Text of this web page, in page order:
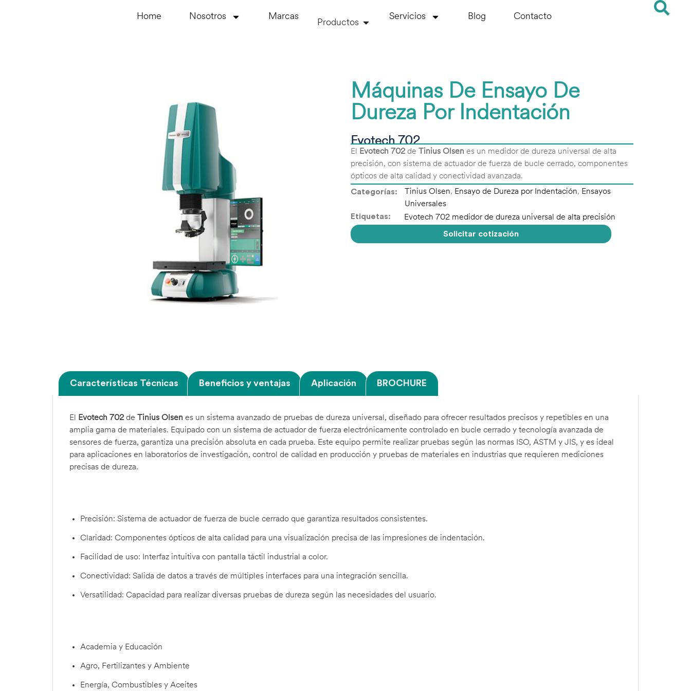
Home Nosotros Marcas
Productos
Servicios Blog Contacto
Máquinas De Ensayo De
Dureza Por Indentación
Evotech 702
El Evotech 702 de Tinius Olsen es un medidor de dureza universal de alta
precisión, con sistema de actuador de fuerza de bucle cerrado, componentes
ópticos de alta calidad y conectividad avanzada.
Categorías:
Tinius Olsen, Ensayo de Dureza por Indentación, Ensayos
Universales
Etiquetas:
Evotech 702 medidor de dureza universal de alta precisión
Solicitar cotización
Características Técnicas Beneficios y ventajas Aplicación BROCHURE
El Evotech 702 de Tinius Olsen es un sistema avanzado de pruebas de dureza universal, diseñado para ofrecer resultados precisos y repetibles en una
amplia gama de materiales. Equipado con un sistema de actuador de fuerza electrónicamente controlado en bucle cerrado y tecnología avanzada de
sensores de fuerza, garantiza una precisión absoluta en cada prueba. Este equipo permite realizar pruebas según las normas ISO, ASTM y JIS, y es ideal
para aplicaciones en laboratorios de investigación, control de calidad en producción y pruebas de materiales en industrias que requieren mediciones
precisas de dureza.
Precisión: Sistema de actuador de fuerza de bucle cerrado que garantiza resultados consistentes.
Claridad: Componentes ópticos de alta calidad para una visualización precisa de las impresiones de indentación.
Facilidad de uso: Interfaz intuitiva con pantalla táctil industrial a color.
Conectividad: Salida de datos a través de múltiples interfaces para una integración sencilla.
Versatilidad: Capacidad para realizar diversas pruebas de dureza según las necesidades del usuario.
Academia y Educación
Agro, Fertilizantes y Ambiente
Energía, Combustibles y Aceites